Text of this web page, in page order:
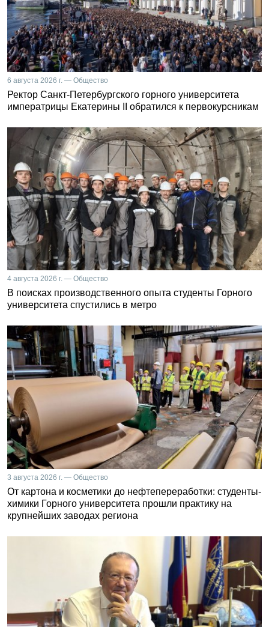
6 августа 2026 г. — Общество
Ректор Санкт-Петербургского горного университета
императрицы Екатерины II обратился к первокурсникам
4 августа 2026 г. — Общество
В поисках производственного опыта студенты Горного
университета спустились в метро
3 августа 2026 г. — Общество
От картона и косметики до нефтепереработки: студенты-
химики Горного университета прошли практику на
крупнейших заводах региона